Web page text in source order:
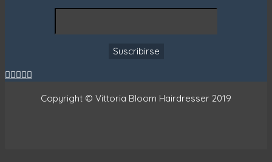

Copyright © Vittoria Bloom Hairdresser 2019